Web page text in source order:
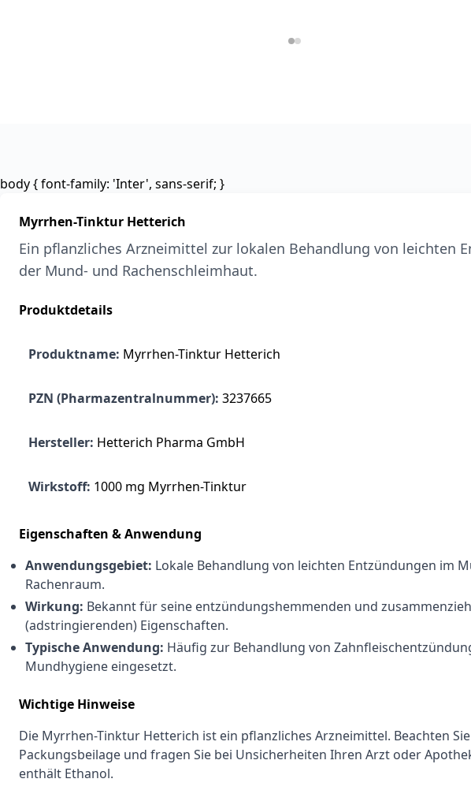
body { font-family: 'Inter', sans-serif; }
Myrrhen-Tinktur Hetterich
Ein pflanzliches Arzneimittel zur lokalen Behandlung von leichten
der Mund- und Rachenschleimhaut.
Produktdetails
Produktname: Myrrhen-Tinktur Hetterich
PZN (Pharmazentralnummer): 3237665
Hersteller: Hetterich Pharma GmbH
Wirkstoff: 1000 mg Myrrhen-Tinktur
Eigenschaften & Anwendung
Anwendungsgebiet: Lokale Behandlung von leichten Entzündungen im
Rachenraum.
Wirkung: Bekannt für seine entzündungshemmenden und
(adstringierenden) Eigenschaften.
Typische Anwendung: Häufig zur Behandlung von
Mundhygiene eingesetzt.
Wichtige Hinweise
Die Myrrhen-Tinktur Hetterich ist ein pflanzliches Arzneimittel. Beachten
Packungsbeilage und fragen Sie bei Unsicherheiten Ihren Arzt oder
enthält Ethanol.